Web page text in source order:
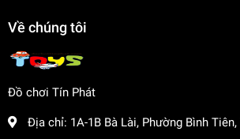
Về chúng tôi
Đồ chơi Tín Phát
Địa chỉ: 1A-1B Bà Lài, Phường Bình Tiên,